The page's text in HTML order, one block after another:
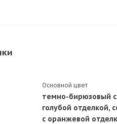
Основной цвет
темно-бирюзовый
голубой отделкой,
с оранжевой